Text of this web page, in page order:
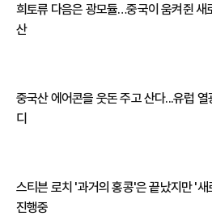
희토류 다음은 광모듈…중국이 움켜쥔 새
산
중국산 에어콘을 웃돈 주고 산다...유럽 열
디
스티븐 로치 '과거의 홍콩'은 끝났지만 '새
진행중